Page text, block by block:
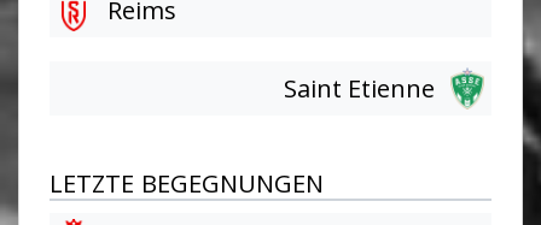
Reims
Saint Etienne
LETZTE BEGEGNUNGEN